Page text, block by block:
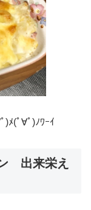
)ﾒ(ﾟ∀ﾟ)ﾉﾜｰｲ
出来栄え